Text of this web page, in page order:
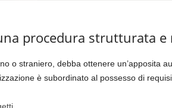
procedura strutturata e
o straniero, debba ottenere un’apposita
è subordinato al possesso di